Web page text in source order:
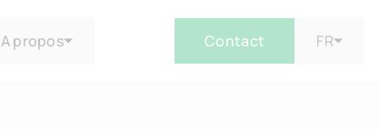
A propos Contact FR